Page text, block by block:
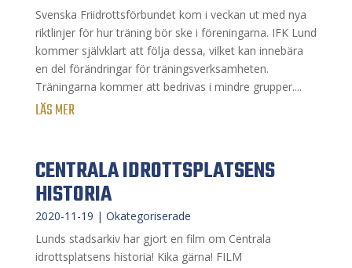
Svenska Friidrottsförbundet kom i veckan ut med nya
riktlinjer för hur träning bör ske i föreningarna. IFK Lund
kommer självklart att följa dessa, vilket kan innebära
en del förändringar för träningsverksamheten.
Träningarna kommer att bedrivas i mindre grupper....
LÄS MER
CENTRALA IDROTTSPLATSENS
HISTORIA
2020-11-19 | Okategoriserade
Lunds stadsarkiv har gjort en film om Centrala
idrottsplatsens historia! Kika gärna! FILM